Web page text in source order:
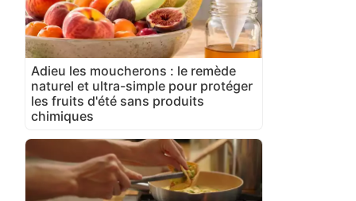
Adieu les moucherons : le remède
naturel et ultra-simple pour protéger
les fruits d'été sans produits
chimiques